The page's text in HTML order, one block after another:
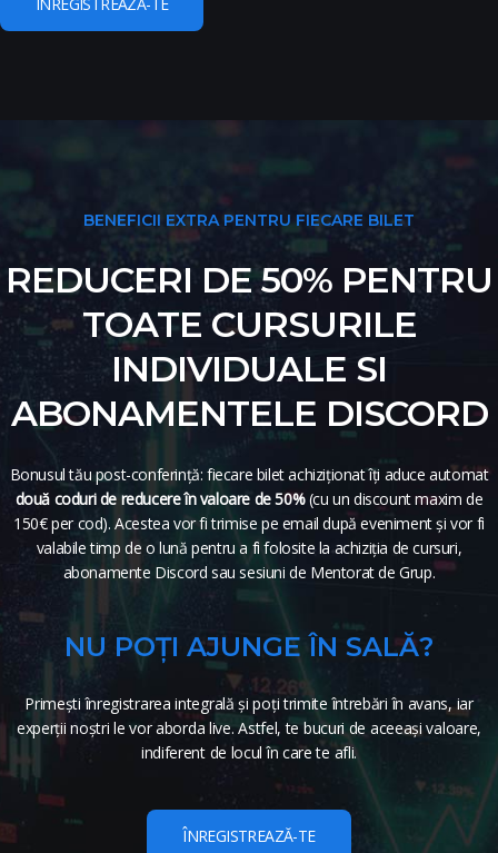
BENEFICII EXTRA PENTRU FIECARE BILET
REDUCERI DE 50% PENTRU
TOATE CURSURILE
INDIVIDUALE SI
ABONAMENTELE DISCORD
Bonusul tău post-conferință: fiecare bilet achiziționat îți aduce automat
două coduri de reducere în valoare de 50%(cu un discount maxim de
150€ per cod). Acestea vor fi trimise pe email după eveniment și vor fi
valabile timp de o lună pentru a fi folosite la achiziția de cursuri,
abonamente Discord sau sesiuni de Mentorat de Grup.
NU POȚI AJUNGE ÎN SALĂ?
Primești înregistrarea integrală și poți trimite întrebări în avans, iar
experții noștri le vor aborda live. Astfel, te bucuri de aceeași valoare,
indiferent de locul în care te afli.
ÎNREGISTREAZĂ-TE